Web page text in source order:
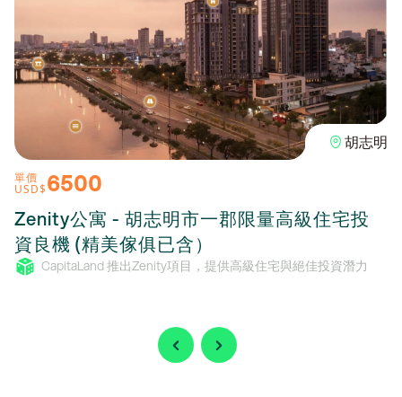
胡志明
單價
USD$6500
Zenity公寓 - 胡志明市一郡限量高級住宅投
資良機 (精美傢俱已含）
CapitaLand 推出Zenity項目，提供高級住宅與絕佳投資潛力